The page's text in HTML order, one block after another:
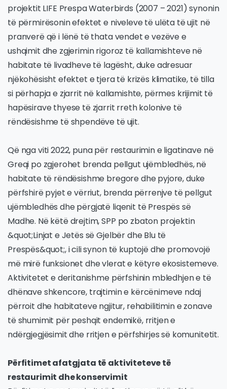
projektit LIFE Prespa Waterbirds (2007 – 2021) synonin
të përmirësonin efektet e niveleve të ulëta të ujit në
pranverë që i lënë të thata vendet e vezëve e
ushqimit dhe zgjerimin rigoroz të kallamishteve në
habitate të livadheve të lagësht, duke adresuar
njëkohësisht efektet e tjera të krizës klimatike, të tilla
si përhapja e zjarrit në kallamishte, përmes krijimit të
hapësirave thyese të zjarrit rreth kolonive të
rëndësishme të shpendëve të ujit.
Që nga viti 2022, puna për restaurimin e ligatinave në
Greqi po zgjerohet brenda pellgut ujëmbledhës, në
habitate të rëndësishme bregore dhe pyjore, duke
përfshirë pyjet e vërriut, brenda përrenjve të pellgut
ujëmbledhës dhe përgjatë liqenit të Prespës së
Madhe. Në këtë drejtim, SPP po zbaton projektin
&quot;Linjat e Jetës së Gjelbër dhe Blu të
Prespës&quot;, i cili synon të kuptojë dhe promovojë
më mirë funksionet dhe vlerat e këtyre ekosistemeve.
Aktivitetet e deritanishme përfshinin mbledhjen e të
dhënave shkencore, trajtimin e kërcënimeve ndaj
përroit dhe habitateve ngjitur, rehabilitimin e zonave
të shumimit për peshqit endemikë, rritjen e
ndërgjegjësimit dhe rritjen e përfshirjes së komunitetit.
Përfitimet afatgjata të aktiviteteve të
restaurimit dhe konservimit